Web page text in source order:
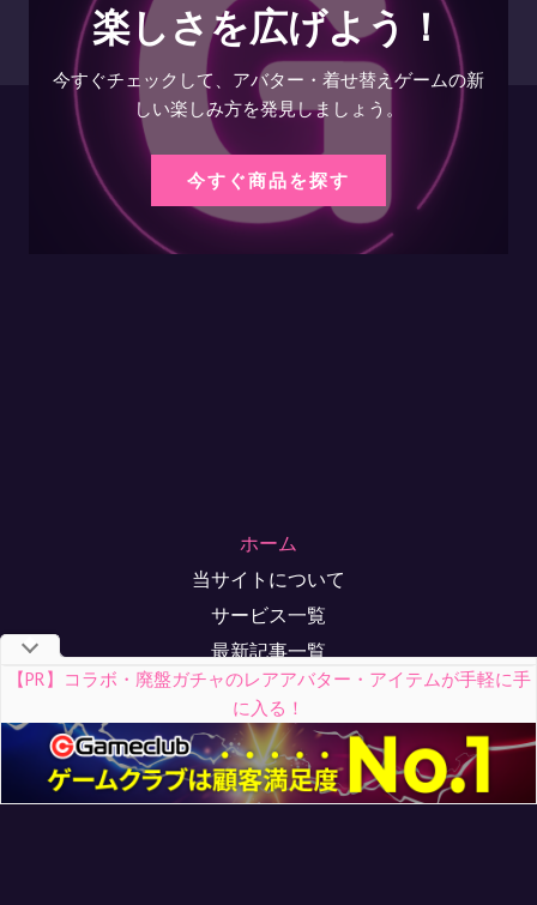
楽しさを広げよう！
今すぐチェックして、アバター・着せ替えゲームの新
しい楽しみ方を発見しましょう。
今すぐ商品を探す
【PR】コラボ・廃盤ガチャのレアアバター・アイテムが手軽に手
に入る！
ホーム
当サイトについて
サービス一覧
最新記事一覧
お問い合わせ
メディア掲載実績
サイトマップ